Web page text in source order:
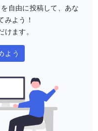
自由に投稿して、あな
みよう！
けます。
よう